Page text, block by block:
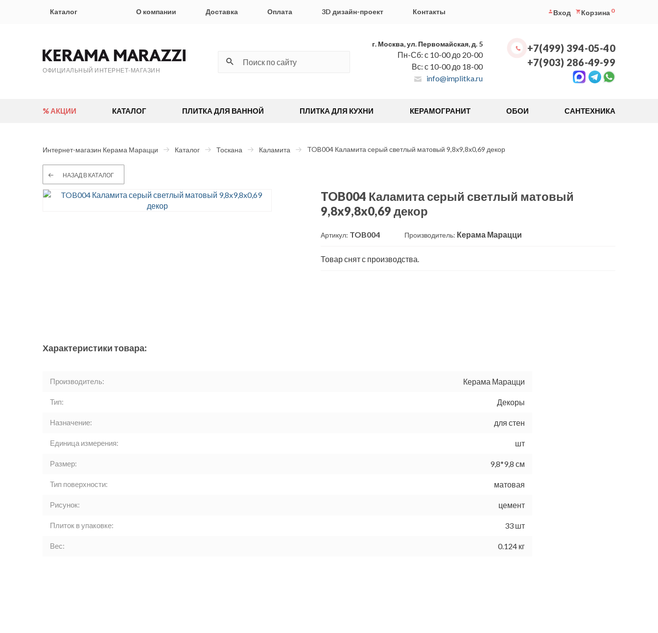
Каталог О компании Доставка Оплата 3D дизайн-проект Контакты Вход Корзина 0
ОФИЦИАЛЬНЫЙ ИНТЕРНЕТ-МАГАЗИН
г. Москва, ул. Первомайская, д. 5
Пн-Сб: с 10-00 до 20-00
Вс: с 10-00 до 18-00
info@implitka.ru
+7(499) 394-05-40
+7(903) 286-49-99
% АКЦИИ КАТАЛОГ ПЛИТКА ДЛЯ ВАННОЙ ПЛИТКА ДЛЯ КУХНИ КЕРАМОГРАНИТ ОБОИ САНТЕХНИКА
Интернет-магазин Керама Марацци Каталог Тоскана Каламита TOB004 Каламита серый светлый матовый 9,8x9,8x0,69 декор
НАЗАД В КАТАЛОГ
TOB004 Каламита серый светлый матовый
9,8x9,8x0,69 декор
Артикул: TOB004 Производитель: Керама Марацци
Товар снят с производства.
Характеристики товара:
Производитель: Керама Марацци
Тип: Декоры
Назначение: для стен
Единица измерения: шт
Размер: 9,8*9,8 см
Тип поверхности: матовая
Рисунок: цемент
Плиток в упаковке: 33 шт
Вес: 0.124 кг